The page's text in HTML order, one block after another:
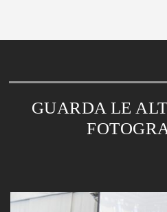
GUARDA LE